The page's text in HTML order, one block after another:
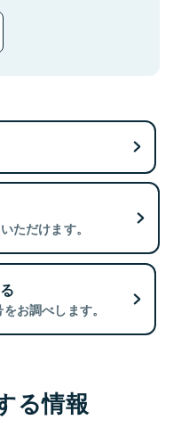
ただけます。
お調べします。
る情報